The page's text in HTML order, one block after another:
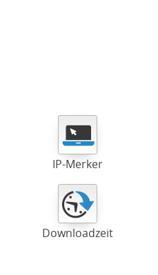
IP-Merker
Downloadzeit